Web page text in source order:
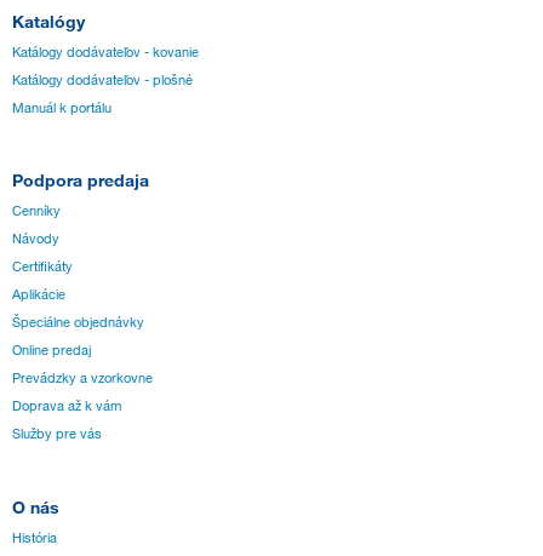
Katalógy
Katálogy dodávateľov - kovanie
Katálogy dodávateľov - plošné
Manuál k portálu
Podpora predaja
Cenníky
Návody
Certifikáty
Aplikácie
Špeciálne objednávky
Online predaj
Prevádzky a vzorkovne
Doprava až k vám
Služby pre vás
O nás
História